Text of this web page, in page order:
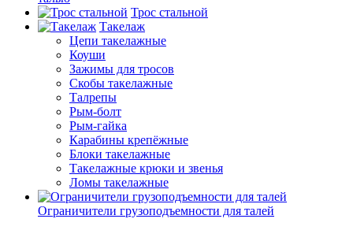
Трос стальной
Такелаж
Цепи такелажные
Коуши
Зажимы для тросов
Скобы такелажные
Талрепы
Рым-болт
Рым-гайка
Карабины крепёжные
Блоки такелажные
Такелажные крюки и звенья
Ломы такелажные
Ограничители грузоподъемности для талей